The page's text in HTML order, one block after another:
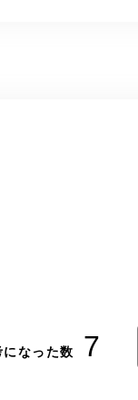
になった数 7